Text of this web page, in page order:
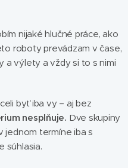
nijaké hlučné práce, ako
roboty prevádzam v čase,
a výlety a vždy si to s nimi
byť iba vy – aj bez
nesplňuje. Dve skupiny
jednom termíne iba s
súhlasia.